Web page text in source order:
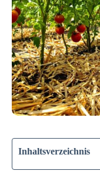
Inhaltsverzeichnis